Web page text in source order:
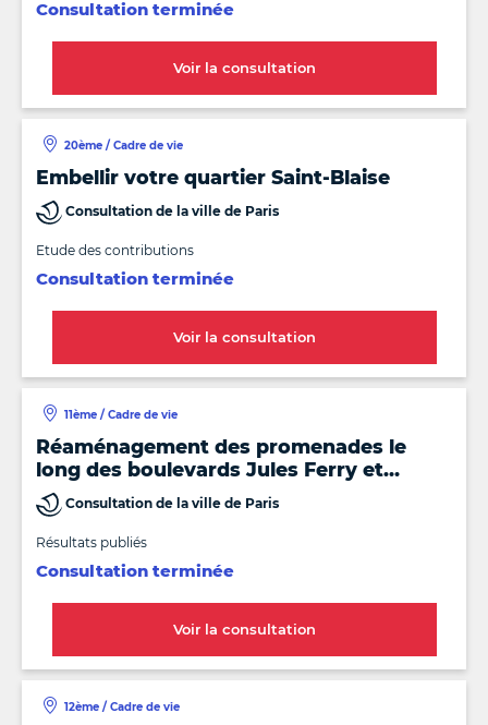
Consultation terminée
Voir la consultation
Embellir votre quartier Saint-Blaise
20ème / Cadre de vie
Consultation de la ville de Paris
Etude des contributions
Consultation terminée
Voir la consultation
Réaménagement des promenades le
long des boulevards Jules Ferry et
Richard Lenoir (11e)
11ème / Cadre de vie
Consultation de la ville de Paris
Résultats publiés
Consultation terminée
Voir la consultation
12ème / Cadre de vie